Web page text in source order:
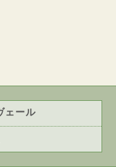
ール